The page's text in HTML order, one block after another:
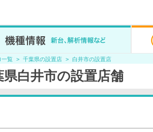
一覧 千葉県の設置店 白井市の設置店
白井市の設置店舗